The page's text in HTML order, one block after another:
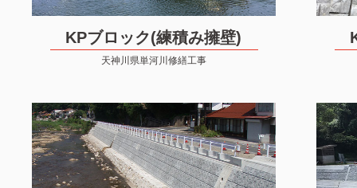
KPブロック(練積み擁壁)
天神川県単河川修繕工事